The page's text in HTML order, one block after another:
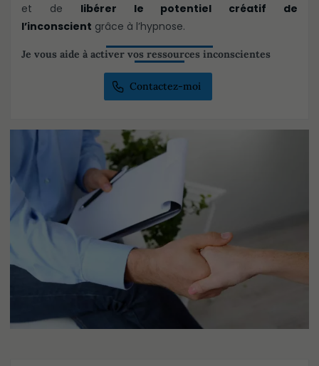
et de libérer le potentiel créatif de
l’inconscient grâce à l’hypnose.
Je vous aide à activer vos ressources inconscientes
Contactez-moi